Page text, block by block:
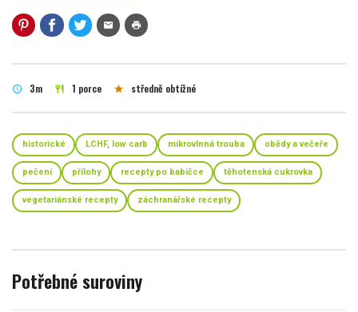
mail print
schedule 3m restaurant 1 porce star středně obtížné
historické LCHF, low carb mikrovlnná trouba obědy a večeře
pečení přílohy recepty po babičce těhotenská cukrovka
vegetariánské recepty záchranářské recepty
Potřebné suroviny